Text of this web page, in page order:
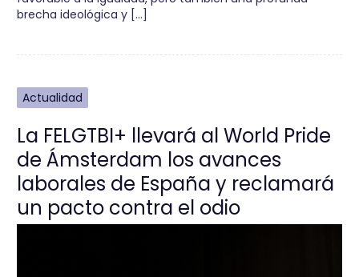
brecha ideológica y […]
Actualidad
La FELGTBI+ llevará al World Pride
de Ámsterdam los avances
laborales de España y reclamará
un pacto contra el odio